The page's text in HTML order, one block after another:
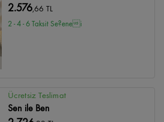
2.576,66 TL
2 - 4 - 6 Taksit Se?enei
Ücretsiz Teslimat
Sen ile Ben